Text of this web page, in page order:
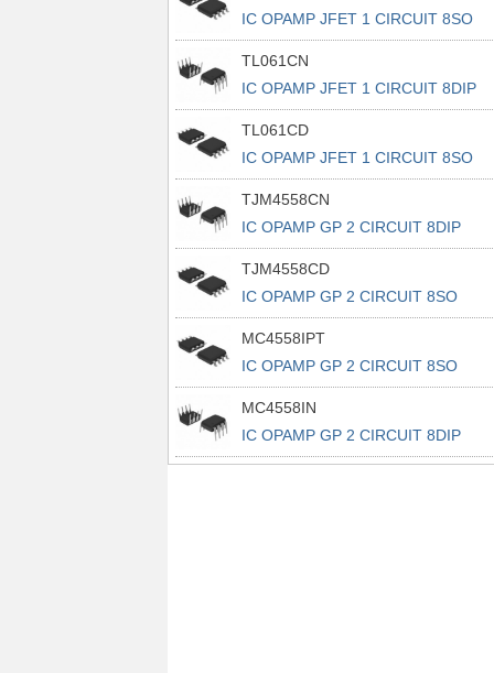
IC OPAMP JFET 1 CIRCUIT 8SO
TL061CN
IC OPAMP JFET 1 CIRCUIT 8DIP
TL061CD
IC OPAMP JFET 1 CIRCUIT 8SO
TJM4558CN
IC OPAMP GP 2 CIRCUIT 8DIP
TJM4558CD
IC OPAMP GP 2 CIRCUIT 8SO
MC4558IPT
IC OPAMP GP 2 CIRCUIT 8SO
MC4558IN
IC OPAMP GP 2 CIRCUIT 8DIP